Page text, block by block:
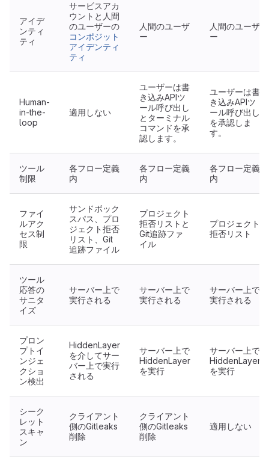
アイデ
ンティ
ティ
サービスアカ
ウントと人間
のユーザーの
コンポジット
アイデンティ
ティ
人間のユーザ
ー
人間のユーザ
ー
Human-
in-the-
loop
適用しない
ユーザーは書
き込みAPIツ
ール呼び出し
とターミナル
コマンドを承
認します。
ユーザーは書
き込みAPIツ
ール呼び出し
を承認しま
す。
ツール
制限
各フロー定義
内
各フロー定義
内
各フロー定義
内
ファイ
ルアク
セス制
限
サンドボック
スパス、プロ
ジェクト拒否
リスト、Git
追跡ファイル
プロジェクト
拒否リストと
Git追跡ファ
イル
プロジェクト
拒否リスト
ツール
応答の
サニタ
イズ
サーバー上で
実行される
サーバー上で
実行される
サーバー上で
実行される
プロン
プトイ
ンジェ
クショ
ン検出
HiddenLayer
を介してサー
バー上で実行
される
サーバー上で
HiddenLayer
を実行
サーバー上で
HiddenLayer
を実行
シーク
レット
スキャ
ン
クライアント
側のGitleaks
削除
クライアント
側のGitleaks
削除
適用しない